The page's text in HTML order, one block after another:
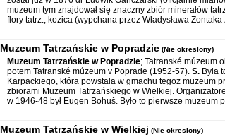
muzeum tym znajdował się znaczny zbiór minerałów
flory tatrz., kozica (wypchana przez Władysława Zontaka
Muzeum Tatrzańskie w Popradzie (Nie okreslony)
Muzeum Tatrzańskie w Popradzie; Tatranské múzeum
potem Tatranské múzeum v Poprade (1952-57). S. Była
Karpackiego, która powstała w gmachu tegoż muzeum
zbiorami Muzeum Tatrzańskiego w Wielkiej.
w 1946-48 był Eugen Bohuš. Było to pierwsze muzeum
Muzeum Tatrzańskie w Wielkiej (Nie okreslony)